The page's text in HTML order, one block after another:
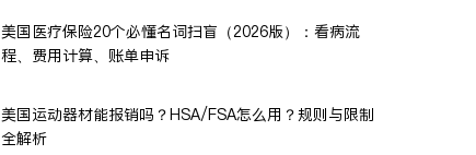
美国医疗保险20个必懂名词扫盲（2026版）：看病流
程、费用计算、账单申诉
美国运动器材能报销吗？HSA/FSA怎么用？规则与限制
全解析